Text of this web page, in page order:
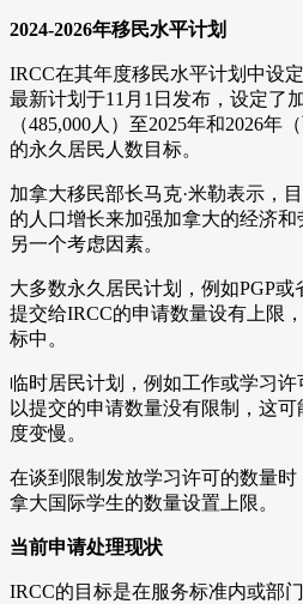
2024-2026年移民水平计划
IRCC在其年度移民水平计划中设
最新计划于11月1日发布，设定了
（485,000人）至2025年和2026年
的永久居民人数目标。
加拿大移民部长马克·米勒表示，
的人口增长来加强加拿大的经济
另一个考虑因素。
大多数永久居民计划，例如PGP或
提交给IRCC的申请数量设有上限
标中。
临时居民计划，例如工作或学习
以提交的申请数量没有限制，这
度变慢。
在谈到限制发放学习许可的数量
拿大国际学生的数量设置上限。
当前申请处理现状
IRCC的目标是在服务标准内或部